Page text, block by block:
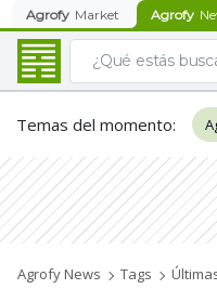
Agrofy Market Agrofy
Temas del momento:
Agrofy News Tags